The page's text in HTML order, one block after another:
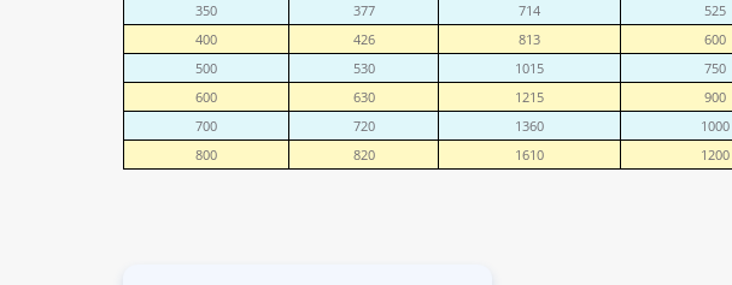
350
377 714
525
400
426 813
600
500
530 1015
750
600
630 1215
900
700
720 1360
1000
800
820 1610 1200